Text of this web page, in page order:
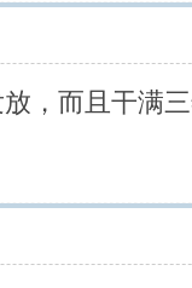
，而且干满